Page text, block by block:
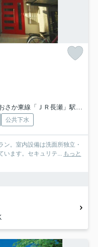
さか東線「ＪＲ長瀬」駅 徒歩26分
公共下水
。室内設備は洗面所独立・
います。セキュリテ... もっと